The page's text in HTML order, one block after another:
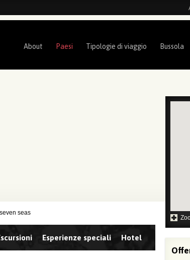
About Paesi Tipologie di viaggio Bussola
seas
Esperienze speciali Hotel